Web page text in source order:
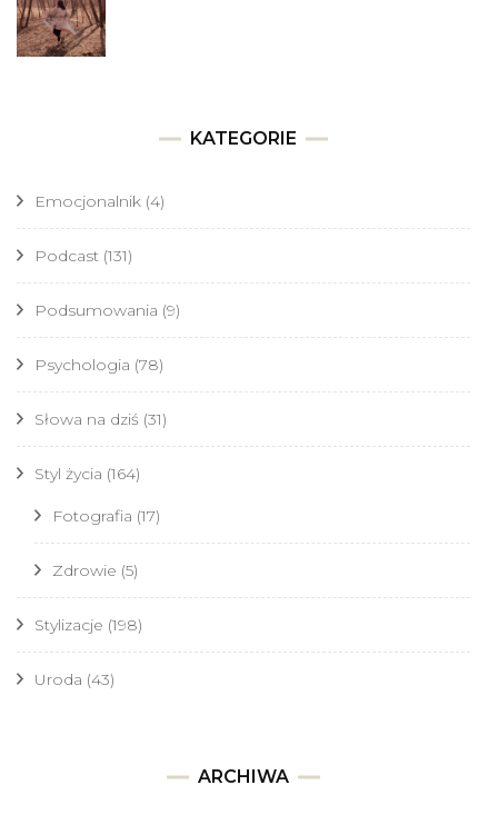
KATEGORIE
Emocjonalnik (4)
Podcast (131)
Podsumowania (9)
Psychologia (78)
Słowa na dziś (31)
Styl życia (164)
Fotografia (17)
Zdrowie (5)
Stylizacje (198)
Uroda (43)
ARCHIWA
Archiwa